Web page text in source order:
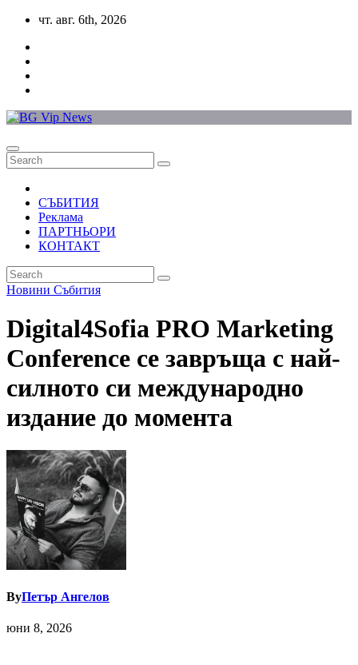
Skip
content
чт. авг. 6th, 2026
СЪБИТИЯ
Реклама
ПАРТНЬОРИ
КОНТАКТ
Новини Събития
Digital4Sofia PRO Marketing
Conference се завръща с най-
силното си международно
издание до момента
ByПетър Ангелов
юни 8, 2026